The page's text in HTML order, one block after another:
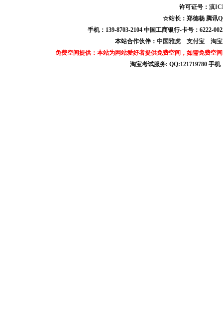
许可证号：滇
☆站长：郑德杨 腾讯
手机：139-8703-2104 中国工商银行-卡号：6222-
本站合作伙伴： 中国雅虎 支付宝
淘
免费空间提供：本站为网站爱好者提供免费空间，如需免费空
淘宝考试服务: QQ:121719780 手